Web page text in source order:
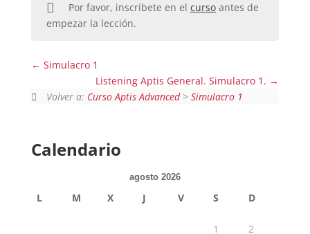
Por favor, inscríbete en el cursoantes de
empezar la lección.
Simulacro 1
Listening Aptis General. Simulacro 1.
Volver a: Curso Aptis Advanced>Simulacro 1
Calendario
agosto 2026
L M X J V S D
1 2